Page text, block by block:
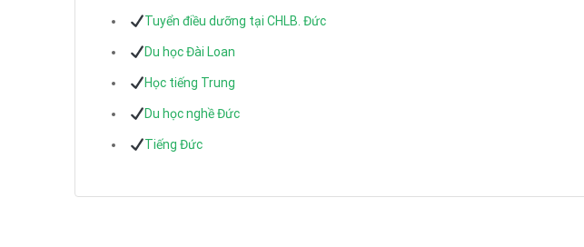
Tuyển điều dưỡng tại CHLB. Đức
Du học Đài Loan
Học tiếng Trung
Du học nghề Đức
Tiếng Đức